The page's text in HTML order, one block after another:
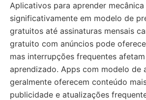
Aplicativos para aprender
significativamente em modelo de
gratuitos até assinaturas mensais
gratuito com anúncios pode
mas interrupções frequentes
aprendizado. Apps com modelo de
geralmente oferecem conteúdo
publicidade e atualizações